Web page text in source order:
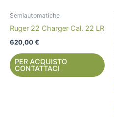
Semiautomatiche
Ruger 22 Charger Cal. 22 LR
620,00€
PER ACQUISTO
CONTATTACI